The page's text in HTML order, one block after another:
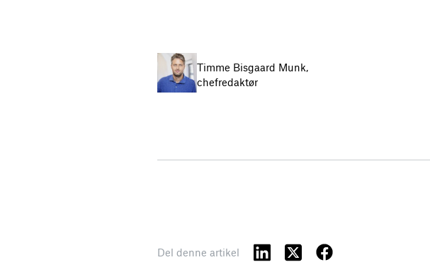
Timme Bisgaard Munk,
chefredaktør
Del denne artikel